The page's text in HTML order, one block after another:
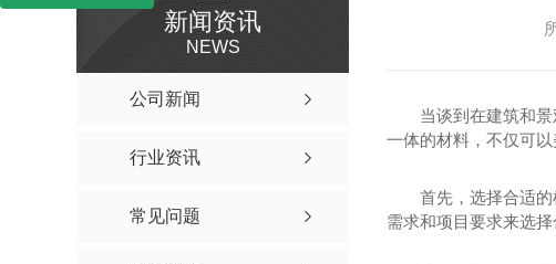
新闻资讯
NEWS
公司新闻
行业资讯
常见问题
当谈到在建筑和
一体的材料，不仅可
首先，选择合适
需求和项目要求来选